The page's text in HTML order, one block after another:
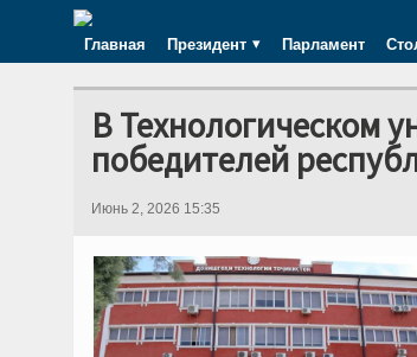
Главная Президент Парламент
В Технологическом
победителей
Июнь 2, 2026 15:35